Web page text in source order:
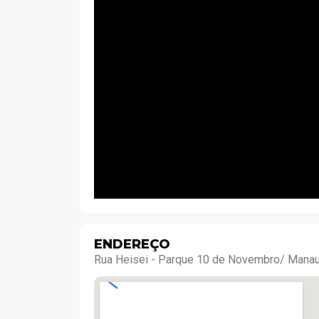
ENDEREÇO
Rua Heisei - Parque 10 de Novembro/